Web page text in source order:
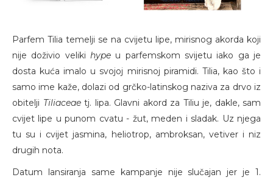
Parfem Tilia temelji se na cvijetu lipe, mirisnog akorda koji
nije doživio veliki hype u parfemskom svijetu iako ga je
dosta kuća imalo u svojoj mirisnoj piramidi. Tilia, kao što i
samo ime kaže, dolazi od grčko-latinskog naziva za drvo iz
obitelji Tiliaceaetj. lipa. Glavni akord za Tiliu je, dakle, sam
cvijet lipe u punom cvatu - žut, meden i sladak. Uz njega
tu su i cvijet jasmina, heliotrop, ambroksan, vetiver i niz
drugih nota.
Datum lansiranja same kampanje nije slučajan jer je 1.